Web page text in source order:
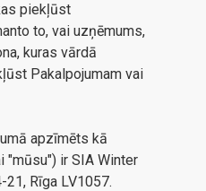
piekļūst
to, vai uzņēmums,
kuras vārdā
Pakalpojumam vai
apzīmēts kā
"mūsu") ir SIA Winter
Rīga LV1057.